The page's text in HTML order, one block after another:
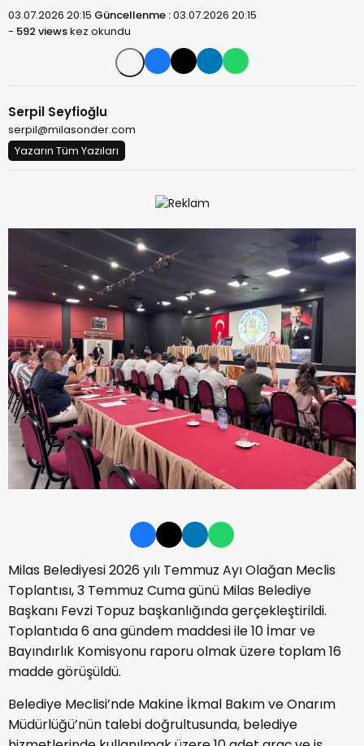
03.07.2026 20:15 Güncellenme :03.07.2026 20:15
- 592 viewskez okundu
Serpil Seyfioğlu
serpil@milasonder.com
Yazarın Tüm Yazıları
Milas Belediyesi 2026 yılı Temmuz Ayı Olağan Meclis
Toplantısı, 3 Temmuz Cuma günü Milas Belediye
Başkanı Fevzi Topuz başkanlığında gerçekleştirildi.
Toplantıda 6 ana gündem maddesi ile 10 İmar ve
Bayındırlık Komisyonu raporu olmak üzere toplam 16
madde görüşüldü.
Belediye Meclisi’nde Makine İkmal Bakım ve Onarım
Müdürlüğü’nün talebi doğrultusunda, belediye